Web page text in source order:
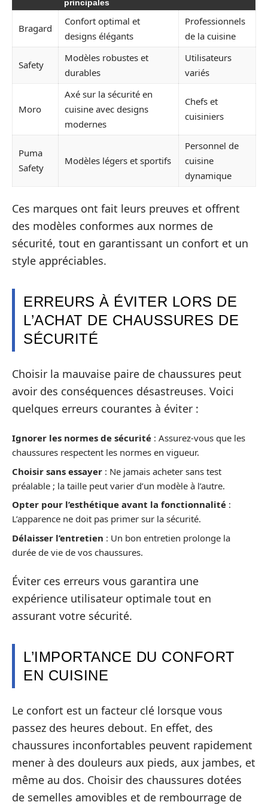
principales
Bragard
Confort optimal et
designs élégants
Professionnels
de la cuisine
Safety
Modèles robustes et
durables
Utilisateurs
variés
Moro
Axé sur la sécurité en
cuisine avec designs
modernes
Chefs et
cuisiniers
Puma
Safety
Modèles légers et sportifs
Personnel de
cuisine
dynamique
Ces marques ont fait leurs preuves et offrent
des modèles conformes aux normes de
sécurité, tout en garantissant un confort et un
style appréciables.
ERREURS À ÉVITER LORS DE
L’ACHAT DE CHAUSSURES DE
SÉCURITÉ
Choisir la mauvaise paire de chaussures peut
avoir des conséquences désastreuses. Voici
quelques erreurs courantes à éviter :
Ignorer les normes de sécurité : Assurez-vous que les
chaussures respectent les normes en vigueur.
Choisir sans essayer : Ne jamais acheter sans test
préalable ; la taille peut varier d’un modèle à l’autre.
Opter pour l’esthétique avant la fonctionnalité :
L’apparence ne doit pas primer sur la sécurité.
Délaisser l’entretien : Un bon entretien prolonge la
durée de vie de vos chaussures.
Éviter ces erreurs vous garantira une
expérience utilisateur optimale tout en
assurant votre sécurité.
L’IMPORTANCE DU CONFORT
EN CUISINE
Le confort est un facteur clé lorsque vous
passez des heures debout. En effet, des
chaussures inconfortables peuvent rapidement
mener à des douleurs aux pieds, aux jambes, et
même au dos. Choisir des chaussures dotées
de semelles amovibles et de rembourrage de